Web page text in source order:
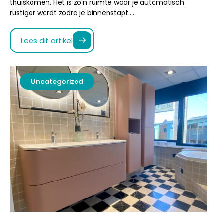
Uncategorized
december 17, 2025 10 min leestijd
Retro badkamer accessoires die jouw
badkamer karakter geven
Soms heeft een badkamer net dat beetje extra nodig om
echt te gaan leven. Niet door alles te vervangen, maar…